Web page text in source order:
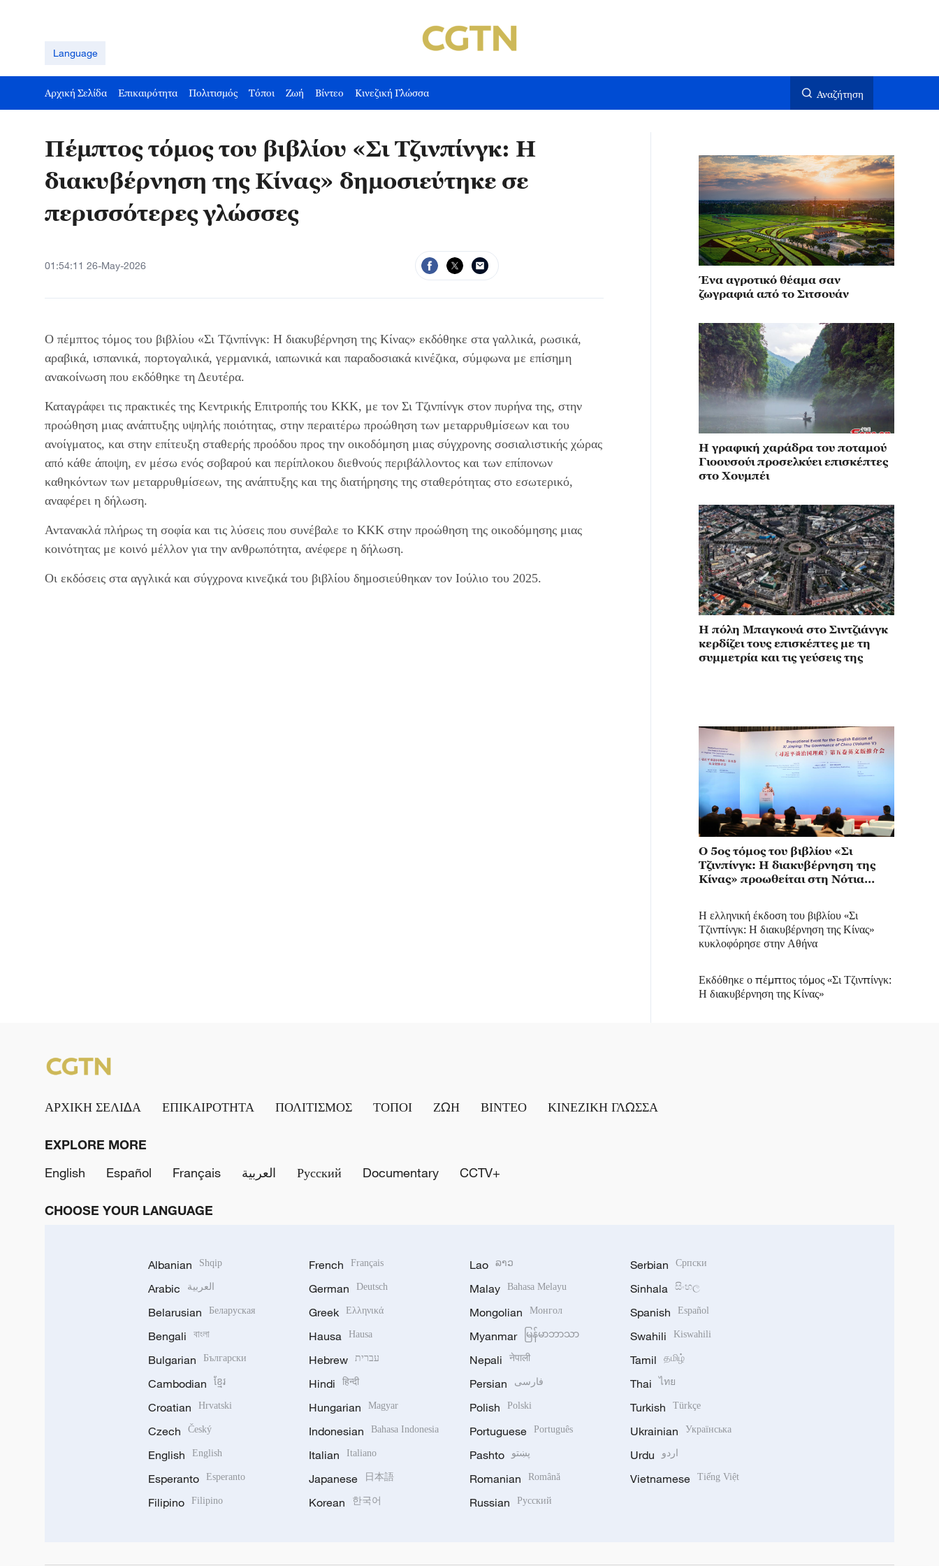
Language
Αρχική Σελίδα Επικαιρότητα Πολιτισμός Τόποι Ζωή Βίντεο Κινεζική Γλώσσα Αναζήτηση
Πέμπτος τόμος του βιβλίου «Σι Τζινπίνγκ: Η
διακυβέρνηση της Κίνας» δημοσιεύτηκε σε
περισσότερες γλώσσες
01:54:11 26-May-2026
Ο πέμπτος τόμος του βιβλίου «Σι Τζινπίνγκ: Η διακυβέρνηση της Κίνας» εκδόθηκε στα γαλλικά, ρωσικά,
αραβικά, ισπανικά, πορτογαλικά, γερμανικά, ιαπωνικά και παραδοσιακά κινέζικα, σύμφωνα με επίσημη
ανακοίνωση που εκδόθηκε τη Δευτέρα.
Καταγράφει τις πρακτικές της Κεντρικής Επιτροπής του ΚΚΚ, με τον Σι Τζινπίνγκ στον πυρήνα της, στην
προώθηση μιας ανάπτυξης υψηλής ποιότητας, στην περαιτέρω προώθηση των μεταρρυθμίσεων και του
ανοίγματος, και στην επίτευξη σταθερής προόδου προς την οικοδόμηση μιας σύγχρονης σοσιαλιστικής χώρας
από κάθε άποψη, εν μέσω ενός σοβαρού και περίπλοκου διεθνούς περιβάλλοντος και των επίπονων
καθηκόντων των μεταρρυθμίσεων, της ανάπτυξης και της διατήρησης της σταθερότητας στο εσωτερικό,
αναφέρει η δήλωση.
Αντανακλά πλήρως τη σοφία και τις λύσεις που συνέβαλε το ΚΚΚ στην προώθηση της οικοδόμησης μιας
κοινότητας με κοινό μέλλον για την ανθρωπότητα, ανέφερε η δήλωση.
Οι εκδόσεις στα αγγλικά και σύγχρονα κινεζικά του βιβλίου δημοσιεύθηκαν τον Ιούλιο του 2025.
Ένα αγροτικό θέαμα σαν
ζωγραφιά από το Σιτσουάν
Η γραφική χαράδρα του ποταμού
Γιοουσούι προσελκύει επισκέπτες
στο Χουμπέι
Η πόλη Μπαγκουά στο Σιντζιάνγκ
κερδίζει τους επισκέπτες με τη
συμμετρία και τις γεύσεις της
Ο 5ος τόμος του βιβλίου «Σι
Τζινπίνγκ: Η διακυβέρνηση της
Κίνας» προωθείται στη Νότια
Η ελληνική έκδοση του βιβλίου «Σι
Τζινπίνγκ: Η διακυβέρνηση της Κίνας»
κυκλοφόρησε στην Αθήνα
Εκδόθηκε ο πέμπτος τόμος «Σι Τζινπίνγκ:
Η διακυβέρνηση της Κίνας»
ΑΡΧΙΚΗ ΣΕΛΙΔΑ ΕΠΙΚΑΙΡΟΤΗΤΑ ΠΟΛΙΤΙΣΜΟΣ ΤΟΠΟΙ ΖΩΗ ΒΙΝΤΕΟ ΚΙΝΕΖΙΚΗ ΓΛΩΣΣΑ
EXPLORE MORE
English
Español Français العربية Русский Documentary CCTV+
CHOOSE YOUR LANGUAGE
Albanian Shqip
Arabic العربية
Belarusian Беларуская
Bengali বাংলা
Bulgarian Български
Cambodian ខ្មែរ
Croatian Hrvatski
Czech Český
English English
Esperanto Esperanto
Filipino Filipino
French Français
German Deutsch
Greek Ελληνικά
Hausa Hausa
Hebrew עברית
Hindi हिन्दी
Hungarian Magyar
Indonesian Bahasa Indonesia
Italian Italiano
Japanese 日本語
Korean 한국어
Lao ລາວ
Malay Bahasa Melayu
Mongolian Монгол
Myanmar မြန်မာဘာသာ
Nepali नेपाली
Persian فارسی
Polish Polski
Portuguese Português
Pashto پښتو
Romanian Română
Russian Русский
Serbian Српски
Sinhala සිංහල
Spanish Español
Swahili Kiswahili
Tamil தமிழ்
Thai ไทย
Turkish Türkçe
Ukrainian Українська
Urdu اردو
Vietnamese Tiếng Việt